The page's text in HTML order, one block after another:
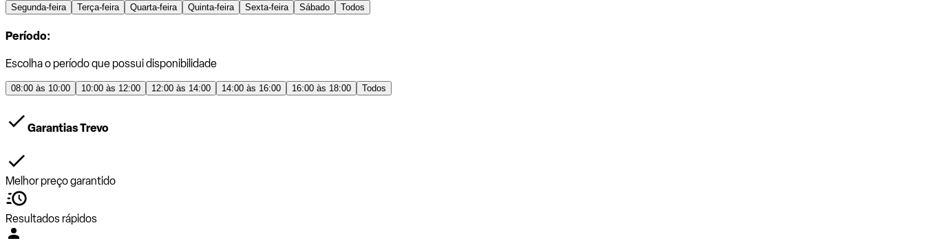
Segunda-feira Terça-feira Quarta-feira Quinta-feira Sexta-feira Sábado Todos
Período:
Escolha o período que possui disponibilidade
08:00 às 10:00 10:00 às 12:00 12:00 às 14:00 14:00 às 16:00 16:00 às 18:00 Todos
Garantias Trevo
Melhor preço garantido
Resultados rápidos